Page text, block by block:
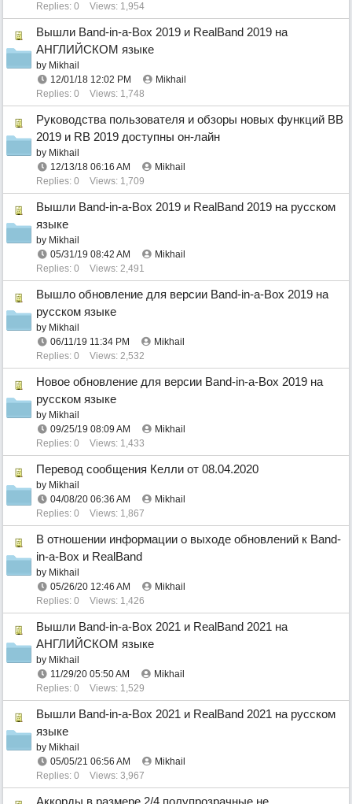
Replies: 0
Views: 1,954
Вышли Band-in-a-Box 2019 и RealBand 2019 на
АНГЛИЙСКОМ языке
by Mikhail
12/01/18 12:02 PM
Mikhail
Replies: 0
Views: 1,748
Руководства пользователя и обзоры новых функций BB
2019 и RB 2019 доступны он-лайн
by Mikhail
12/13/18 06:16 AM
Mikhail
Replies: 0
Views: 1,709
Вышли Band-in-a-Box 2019 и RealBand 2019 на русском
языке
by Mikhail
05/31/19 08:42 AM
Mikhail
Replies: 0
Views: 2,491
Вышло обновление для версии Band-in-a-Box 2019 на
русском языке
by Mikhail
06/11/19 11:34 PM
Mikhail
Replies: 0
Views: 2,532
Новое обновление для версии Band-in-a-Box 2019 на
русском языке
by Mikhail
09/25/19 08:09 AM
Mikhail
Replies: 0
Views: 1,433
Перевод сообщения Келли от 08.04.2020
by Mikhail
04/08/20 06:36 AM
Mikhail
Replies: 0
Views: 1,867
В отношении информации о выходе обновлений к Band-
in-a-Box и RealBand
by Mikhail
05/26/20 12:46 AM
Mikhail
Replies: 0
Views: 1,426
Вышли Band-in-a-Box 2021 и RealBand 2021 на
АНГЛИЙСКОМ языке
by Mikhail
11/29/20 05:50 AM
Mikhail
Replies: 0
Views: 1,529
Вышли Band-in-a-Box 2021 и RealBand 2021 на русском
языке
by Mikhail
05/05/21 06:56 AM
Mikhail
Replies: 0
Views: 3,967
Аккорды в размере 2/4 полупрозрачные,не